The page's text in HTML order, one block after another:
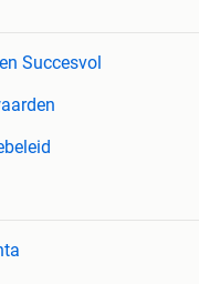
Succesvol